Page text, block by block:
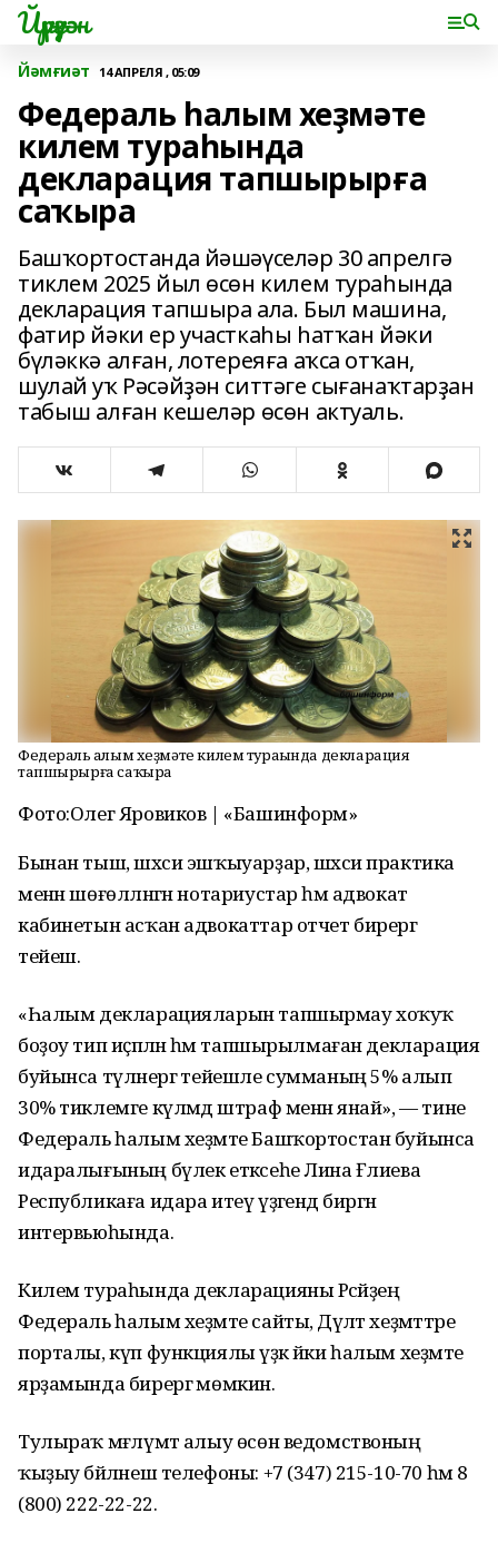
Йүрүҙән
Йәмғиәт 14 АПРЕЛЯ , 05:09
Федераль һалым хеҙмәте
килем тураһында
декларация тапшырырға
саҡыра
Башҡортостанда йәшәүселәр 30 апрелгә
тиклем 2025 йыл өсөн килем тураһында
декларация тапшыра ала. Был машина,
фатир йәки ер участкаһы һатҡан йәки
бүләккә алған, лотереяға аҡса отҡан,
шулай уҡ Рәсәйҙән ситтәге сығанаҡтарҙан
табыш алған кешеләр өсөн актуаль.
Федераль һалым хеҙмәте килем тураһында декларация
тапшырырға саҡыра
Фото:Олег Яровиков | «Башинформ»
Бынан тыш, шәхси эшҡыуарҙар, шәхси практика
менән шөғөлләнгән нотариустар һәм адвокат
кабинетын асҡан адвокаттар отчет бирергә
тейеш.
«Һалым декларацияларын тапшырмау хоҡуҡ
боҙоу тип иҫәпләнә һәм тапшырылмаған декларация
буйынса түләнергә тейешле сумманың 5% алып
30% тиклемге күләмдә штраф менән янай», — тине
Федераль һалым хеҙмәте Башҡортостан буйынса
идаралығының бүлек етәксеһе Лина Ғәлиева
Республикаға идара итеү үҙәгендә биргән
интервьюһында.
Килем тураһында декларацияны Рәсәйҙең
Федераль һалым хеҙмәте сайты, Дәүләт хеҙмәттәре
порталы, күп функциялы үҙәк йәки һалым хеҙмәте
ярҙамында бирергә мөмкин.
Тулыраҡ мәғлүмәт алыу өсөн ведомствоның
ҡыҙыу бәйләнеш телефоны: +7 (347) 215-10-70 һәм 8
(800) 222-22-22.